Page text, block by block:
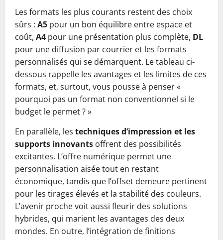
Les formats les plus courants restent des choix
sûrs : A5 pour un bon équilibre entre espace et
coût, A4 pour une présentation plus complète, DL
pour une diffusion par courrier et les formats
personnalisés qui se démarquent. Le tableau ci-
dessous rappelle les avantages et les limites de ces
formats, et, surtout, vous pousse à penser «
pourquoi pas un format non conventionnel si le
budget le permet ? »
En parallèle, les techniques d’impression et les
supports innovants offrent des possibilités
excitantes. L’offre numérique permet une
personnalisation aisée tout en restant
économique, tandis que l’offset demeure pertinent
pour les tirages élevés et la stabilité des couleurs.
L’avenir proche voit aussi fleurir des solutions
hybrides, qui marient les avantages des deux
mondes. En outre, l’intégration de finitions